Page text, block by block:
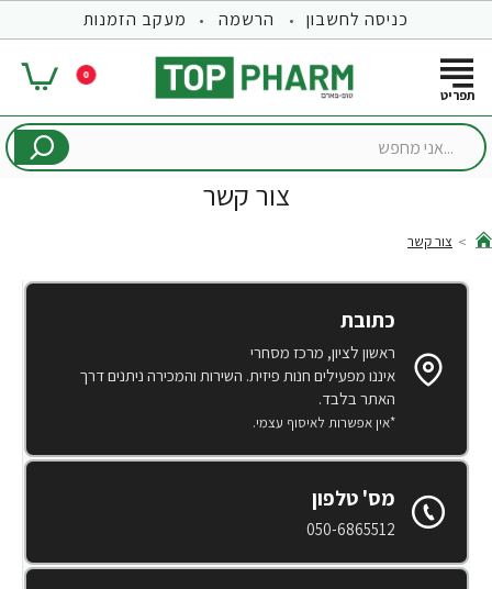
כניסה לחשבון הרשמה מעקב הזמנות
0
...אני
צור קשר
צור קשר
כתובת
ראשון לציון, מרכז מסחרי
איננו מפעילים חנות פיזית. השירות והמכירה ניתנים דרך
האתר בלבד.
*אין אפשרות לאיסוף עצמי.
מס' טלפון
050-6865512